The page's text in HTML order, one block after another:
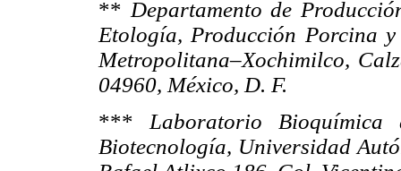
** Departamento de
Etología, Producción Porcina
Metropolitana–Xochimilco,
04960, México, D. F.
*** Laboratorio Bioquímica
Biotecnología, Universidad